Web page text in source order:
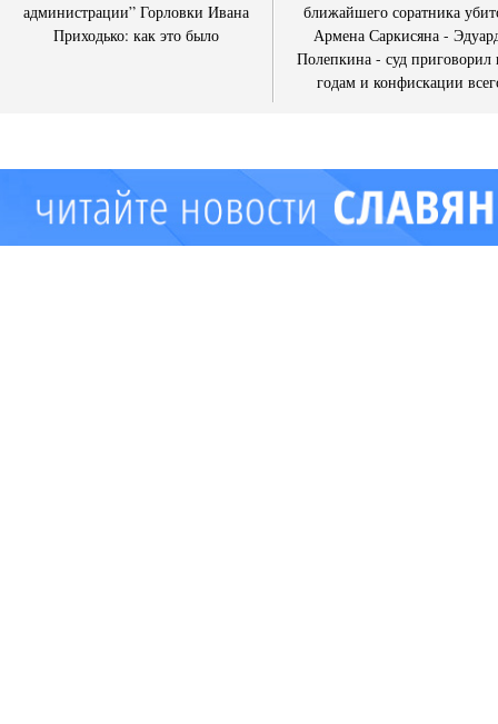
администрации” Горловки Ивана
Приходько: как это было
ближайшего соратника
Армена Саркисяна -
Полепкина - суд приговорил
годам и конфискации